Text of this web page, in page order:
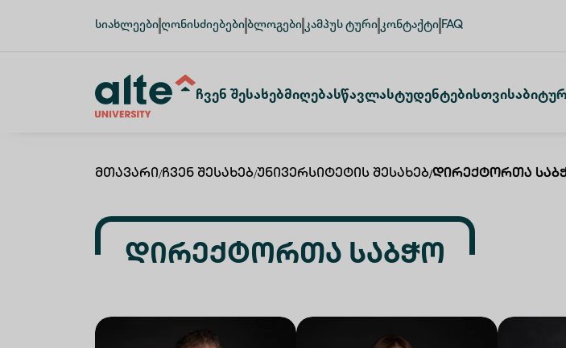
სიახლეები ღონისძიებები ბლოგები კამპუს ტური კონტაქტი FAQ
Ჩვენ ᲨესახებᲛიღებაᲡწავლაᲡტუდენტებისთვის
Მთავარი/Ჩვენ Შესახებ/Უნივერსიტეტის Შესახებ/Დირექტორთა
Დირექტორთა Საბჭო